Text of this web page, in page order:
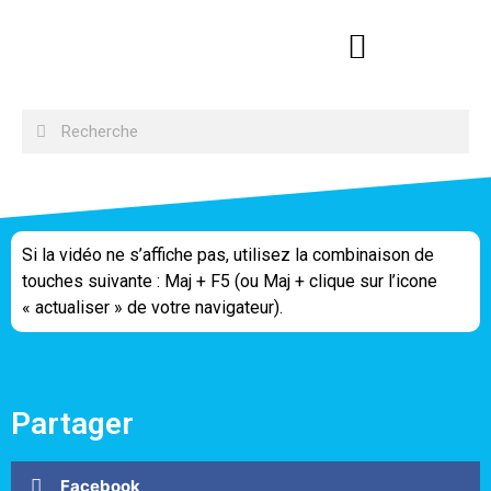
Si la vidéo ne s’affiche pas, utilisez la combinaison de
touches suivante : Maj + F5 (ou Maj + clique sur l’icone
« actualiser » de votre navigateur).
Partager
Facebook